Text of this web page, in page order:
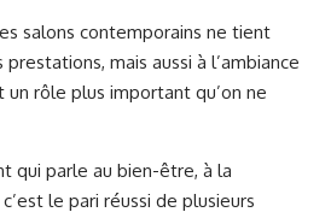
salons contemporains ne tient
mais aussi à l’ambiance
un rôle plus important qu’on ne
qui parle au bien-être, à la
le pari réussi de plusieurs